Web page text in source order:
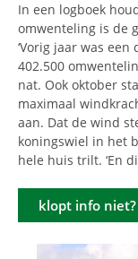
In een logboek
omwenteling is de
‘Vorig jaar was
402.500
nat. Ook oktober
maximaal
aan. Dat de wind
koningswiel in het
hele huis trilt. ‘En
klopt info niet?